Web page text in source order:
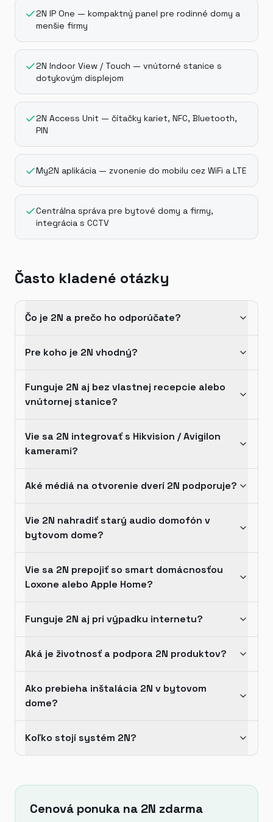
2N IP One — kompaktný panel pre rodinné domy a
menšie firmy
2N Indoor View / Touch — vnútorné stanice s
dotykovým displejom
2N Access Unit — čítačky kariet, NFC, Bluetooth,
PIN
My2N aplikácia — zvonenie do mobilu cez WiFi a LTE
Centrálna správa pre bytové domy a firmy,
integrácia s CCTV
Často kladené otázky
Čo je 2N a prečo ho odporúčate?
Pre koho je 2N vhodný?
Funguje 2N aj bez vlastnej recepcie alebo
vnútornej stanice?
Vie sa 2N integrovať s Hikvision / Avigilon
kamerami?
Aké médiá na otvorenie dverí 2N podporuje?
Vie 2N nahradiť starý audio domofón v
bytovom dome?
Vie sa 2N prepojiť so smart domácnosťou
Loxone alebo Apple Home?
Funguje 2N aj pri výpadku internetu?
Aká je životnosť a podpora 2N produktov?
Ako prebieha inštalácia 2N v bytovom
dome?
Koľko stojí systém 2N?
Cenová ponuka na 2N zdarma